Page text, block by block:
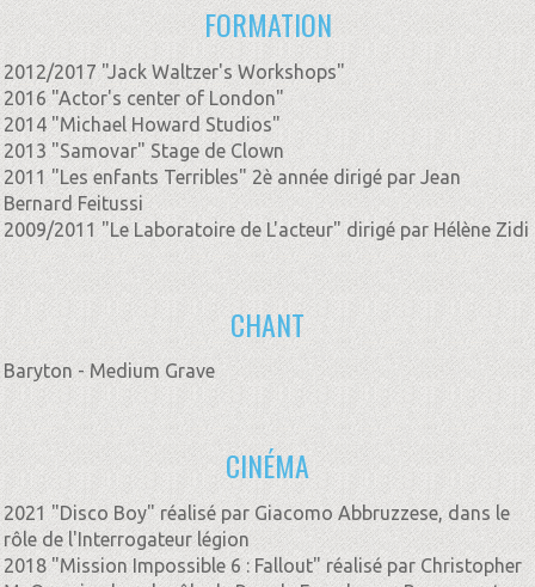
FORMATION
2012/2017 "Jack Waltzer's Workshops"
2016 "Actor's center of London"
2014 "Michael Howard Studios"
2013 "Samovar" Stage de Clown
2011 "Les enfants Terribles" 2è année dirigé par Jean
Bernard Feitussi
2009/2011 "Le Laboratoire de L'acteur" dirigé par Hélène Zidi
CHANT
Baryton - Medium Grave
CINÉMA
2021 "Disco Boy" réalisé par Giacomo Abbruzzese, dans le
rôle de l'Interrogateur légion
2018 "Mission Impossible 6 : Fallout" réalisé par Christopher